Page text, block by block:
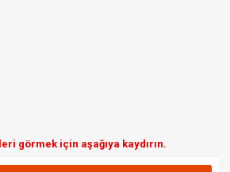
görmek için aşağıya kaydırın.